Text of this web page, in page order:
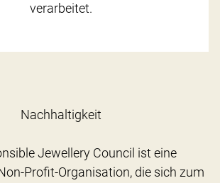
verarbeitet.
Nachhaltigkeit
Jewellery Council ist eine
Profit-Organisation, die sich zum